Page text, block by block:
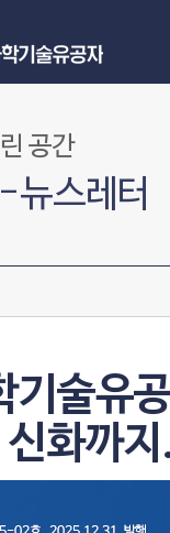
공간
뉴스레터
기술유
신화까